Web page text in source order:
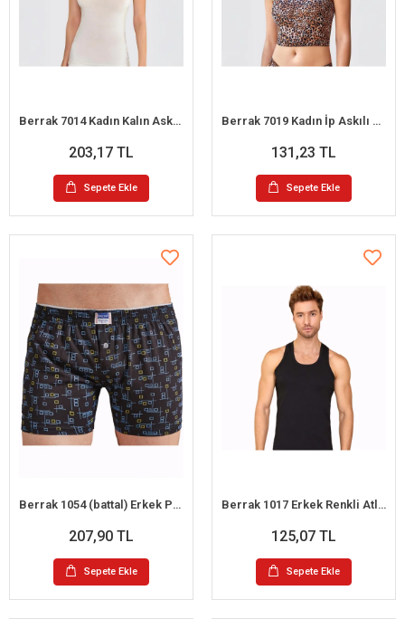
Berrak 7014 Kadın Kalın Askılı Atlet
203,17 TL
Sepete Ekle
Berrak 7019 Kadın İp Askılı Krop
131,23 TL
Sepete Ekle
Berrak 1054 (battal) Erkek Penye Boxer
207,90 TL
Sepete Ekle
Berrak 1017 Erkek Renkli Atlet S
125,07 TL
Sepete Ekle